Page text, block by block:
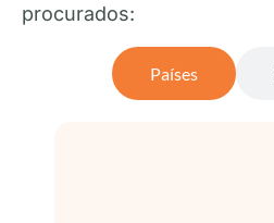
procurados:
Países